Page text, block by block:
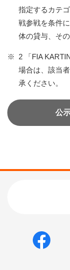
指定するカテ
戦参戦を条件
体の貸与、そ
※
2 「FIA
場合は、該当
承ください。
公